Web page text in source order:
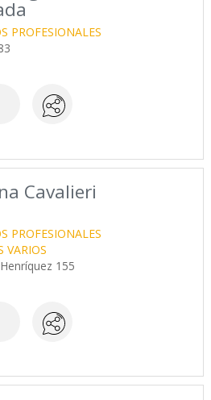
PROFESIONALES
Cavalieri
PROFESIONALES
VARIOS
155